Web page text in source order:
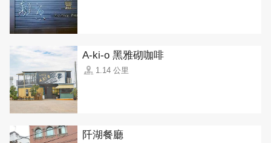
A-ki-o 黑雅砌咖啡
1.14 公里
阡湖餐廳